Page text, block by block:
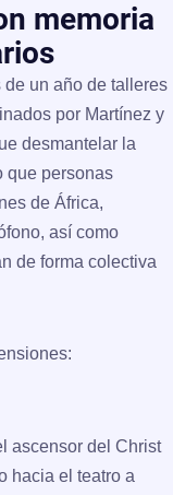
memoria
de un año de talleres
por Martínez y
desmantelar la
que personas
de África,
así como
de forma colectiva
ascensor del Christ
hacia el teatro a